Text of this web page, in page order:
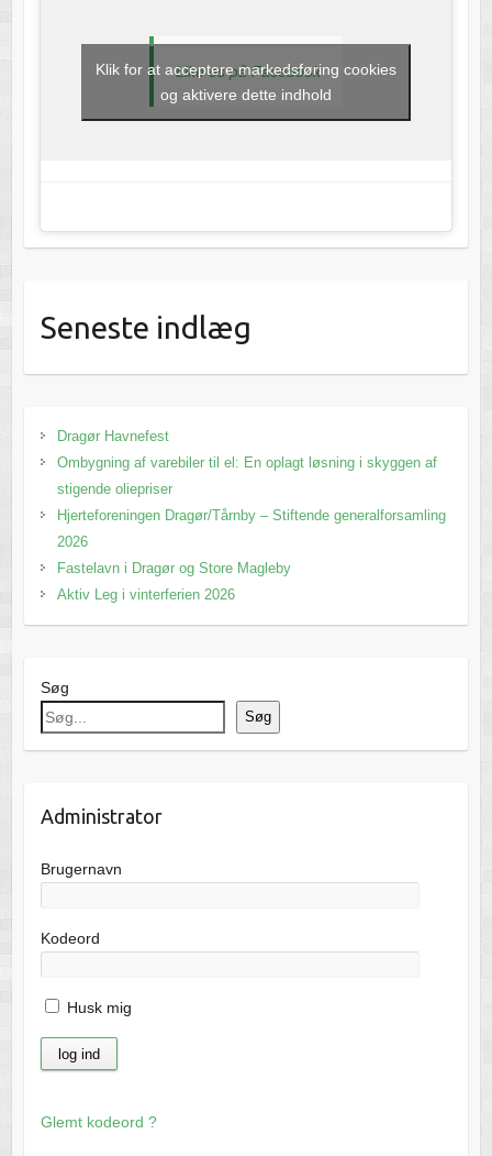
Like os på Facebook
Klik for at acceptere markedsføring cookies
og aktivere dette indhold
Seneste indlæg
Dragør Havnefest
Ombygning af varebiler til el: En oplagt løsning i skyggen af
stigende oliepriser
Hjerteforeningen Dragør/Tårnby – Stiftende generalforsamling
2026
Fastelavn i Dragør og Store Magleby
Aktiv Leg i vinterferien 2026
Søg
Søg
Administrator
Brugernavn
Kodeord
Husk mig
Glemt kodeord ?